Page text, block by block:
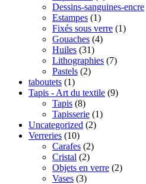
Dessins-sanguines-encre
Estampes (1)
Fixés sous verre (1)
Gouaches (4)
Huiles (31)
Lithographies (7)
Pastels (2)
taboutets (1)
Tapis - Art du textile (9)
Tapis (8)
Tapisserie (1)
Uncategorized (2)
Verreries (10)
Carafes (2)
Cristal (2)
Objets en verre (2)
Vases (3)